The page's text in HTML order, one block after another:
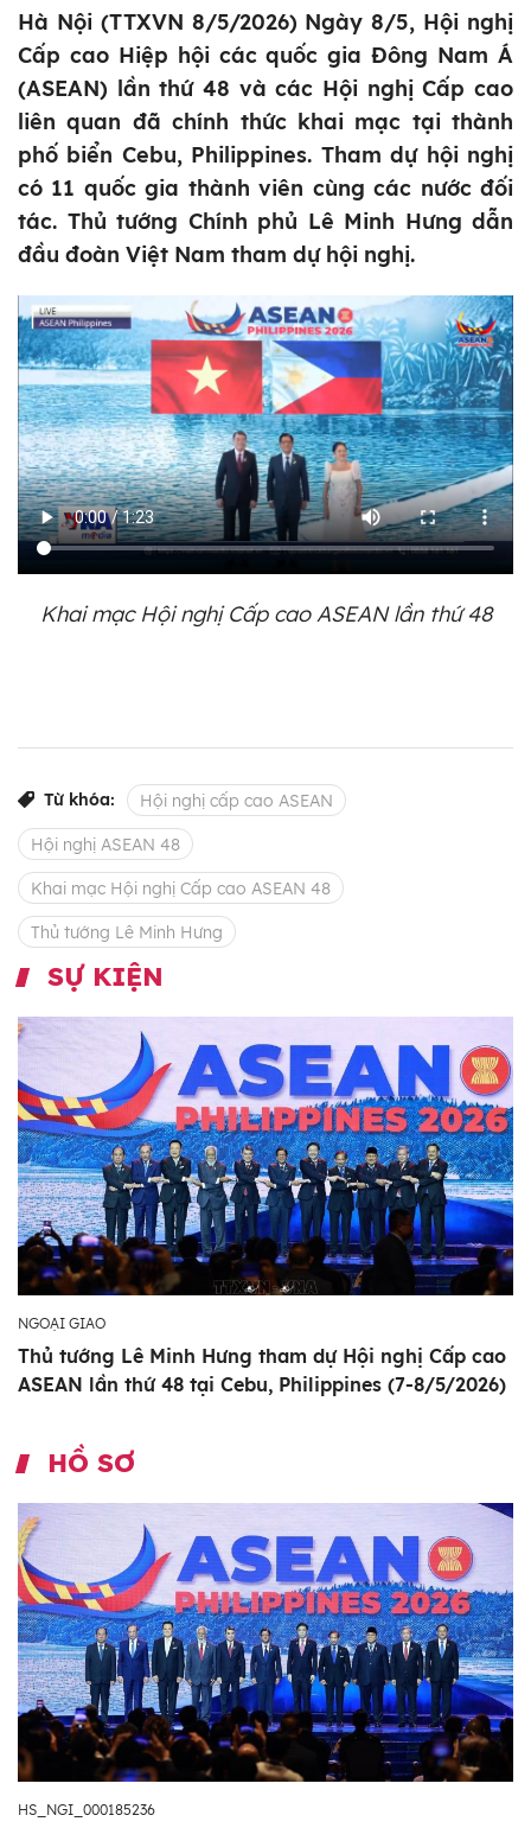
Hà Nội (TTXVN 8/5/2026) Ngày 8/5, Hội nghị
Cấp cao Hiệp hội các quốc gia Đông Nam Á
(ASEAN) lần thứ 48 và các Hội nghị Cấp cao
liên quan đã chính thức khai mạc tại thành
phố biển Cebu, Philippines. Tham dự hội nghị
có 11 quốc gia thành viên cùng các nước đối
tác. Thủ tướng Chính phủ Lê Minh Hưng dẫn
đầu đoàn Việt Nam tham dự hội nghị.
Khai mạc Hội nghị Cấp cao ASEAN lần thứ 48
Từ khóa: Hội nghị cấp cao ASEAN
Hội nghị ASEAN 48
Khai mạc Hội nghị Cấp cao ASEAN 48
Thủ tướng Lê Minh Hưng
SỰ KIỆN
NGOẠI GIAO
Thủ tướng Lê Minh Hưng tham dự Hội nghị Cấp cao
ASEAN lần thứ 48 tại Cebu, Philippines (7-8/5/2026)
HỒ SƠ
HS_NGI_000185236